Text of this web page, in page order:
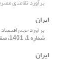
برآورد تقاضای
ایران
برآورد حجم
شماره 1، 1401، صفحه 58-96]
ایران